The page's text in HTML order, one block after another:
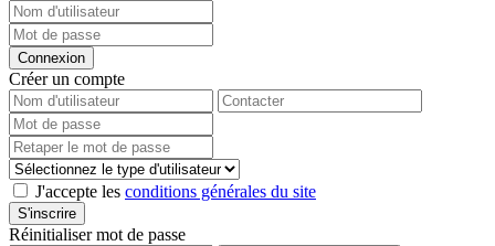
Connexion
Créer un compte
J'accepte les conditions générales du site
S'inscrire
Réinitialiser mot de passe